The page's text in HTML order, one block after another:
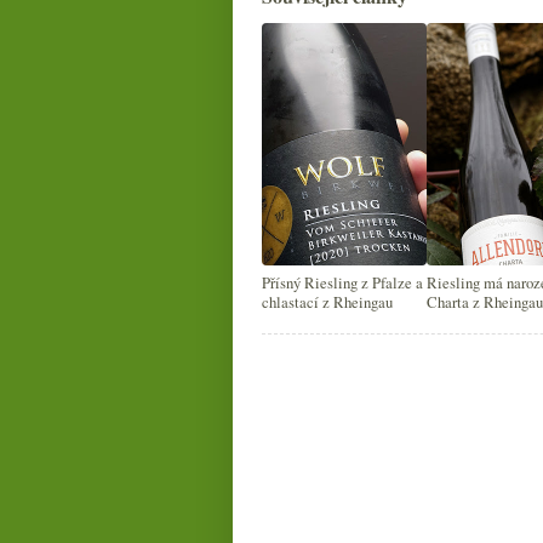
Přísný Riesling z Pfalze a
chlastací z Rheingau
Riesling má
Charta z Rheingau